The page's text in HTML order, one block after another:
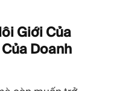
Giới Của
Doanh